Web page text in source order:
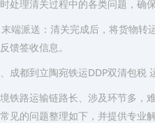
处理清关过程中的各类问题，确保
端派送：清关完成后，将货物转
馈签收信息。
成都到立陶宛铁运DDP双清包税
铁路运输链路长、涉及环节多，
见的问题整理如下，并提供专业